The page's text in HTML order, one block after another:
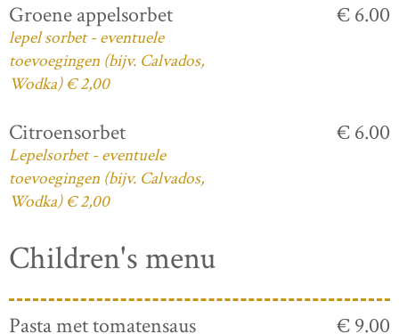
Groene appelsorbet
lepel sorbet - eventuele
toevoegingen (bijv. Calvados,
Wodka) € 2,00
€ 6.00
Citroensorbet
Lepelsorbet - eventuele
toevoegingen (bijv. Calvados,
Wodka) € 2,00
€ 6.00
Children's menu
Pasta met tomatensaus € 9.00